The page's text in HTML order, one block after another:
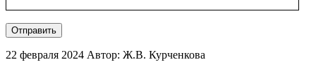
Отправить
22 февраля 2024 Автор: Ж.В. Курченкова